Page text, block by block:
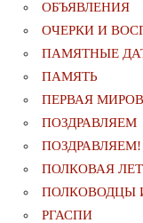
ОБЪЯВЛЕНИЯ
ОЧЕРКИ И
ПАМЯТНЫЕ
ПАМЯТЬ
ПЕРВАЯ
ПОЗДРАВЛЯЕМ
ПОЗДРАВЛЯЕМ!
ПОЛКОВАЯ
ПОЛКОВОДЦЫ
РГАСПИ